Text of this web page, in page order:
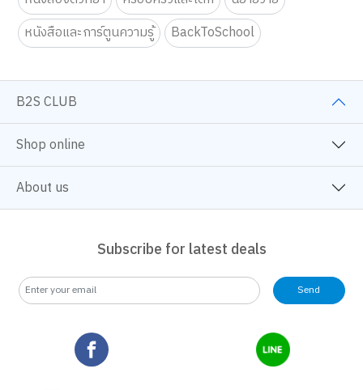
หนังสือและการ์ตูนความรู้
BackToSchool
B2S CLUB
Shop online
About us
Subscribe for latest deals
Send